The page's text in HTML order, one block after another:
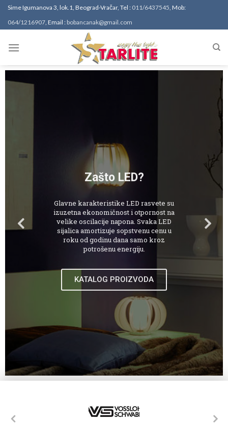
Sime Igumanova 3, lok.1, Beograd-Vračar, Tel : 011/6437545, Mob:
064/1216907, Email : bobancanak@gmail.com
Zašto LED?
izuzetna ekonomičnost i otpornost na
velike oscilacije napona. Svaka LED
sijalica amortizuje sopstvenu cenu u
roku od godinu dana samo kroz
potrošenu energiju.
KATALOG PROIZVODA